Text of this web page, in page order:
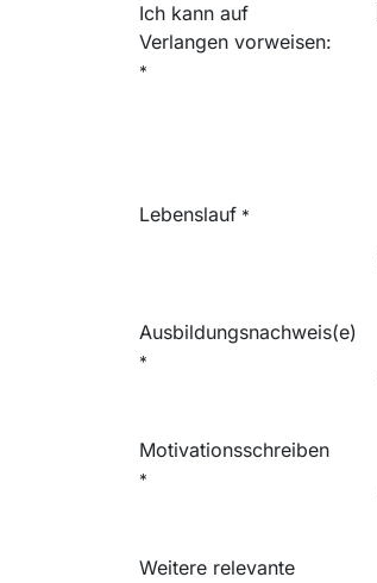
Ich kann auf
Verlangen vorweisen:
*
Lebenslauf *
Ausbildungsnachweis(e)
*
Motivationsschreiben
*
Weitere relevante